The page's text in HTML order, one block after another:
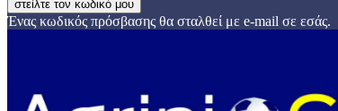
Ένας κωδικός πρόσβασης θα σταλθεί με e-mail σε εσάς.